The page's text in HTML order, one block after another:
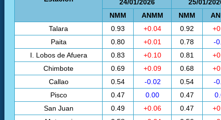
24/01/2026
25/01/
NMM
ANMM NMM
Talara
0.93 +0.04 0.92
Paita
0.80 +0.01 0.78
-
I. Lobos de Afuera
0.83 +0.10 0.81
Chimbote
0.69 +0.09 0.68
Callao
0.54 -0.02 0.54
-
Pisco
0.47 0.00 0.47
San Juan
0.49 +0.06 0.47